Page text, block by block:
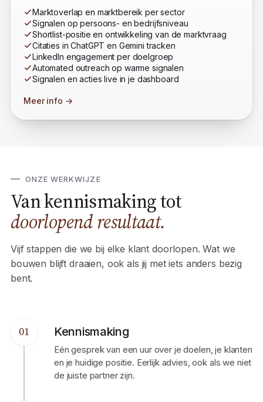
outreach die goed getimed is.
Marktoverlap en marktbereik per sector
Signalen op persoons- en bedrijfsniveau
Shortlist-positie en ontwikkeling van de marktvraag
Citaties in ChatGPT en Gemini tracken
LinkedIn engagement per doelgroep
Automated outreach op warme signalen
Signalen en acties live in je dashboard
Meer info →
ONZE WERKWIJZE
Van kennismaking tot
doorlopend resultaat.
Vijf stappen die we bij elke klant doorlopen. Wat we
bouwen blijft draaien, ook als jij met iets anders bezig
Kennismaking
Eén gesprek van een uur over je doelen, je klanten
en je huidige positie. Eerlijk advies, ook als we niet